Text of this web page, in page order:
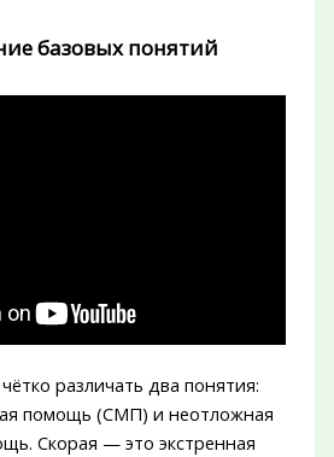
базовых понятий
различать два понятия:
помощь (СМП) и неотложная
Скорая — это экстренная